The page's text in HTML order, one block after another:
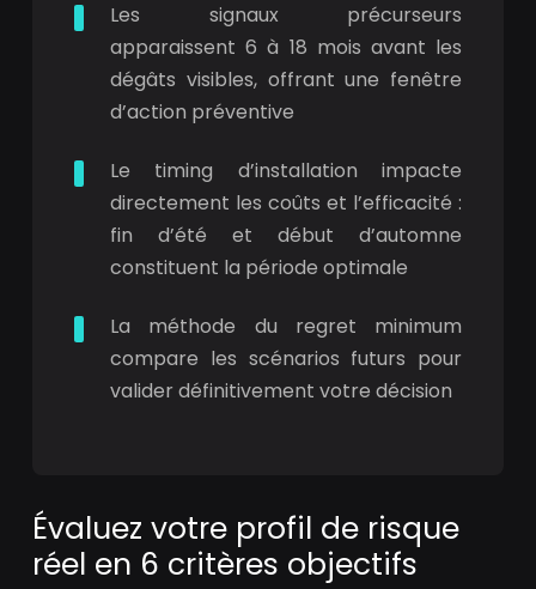
Les signaux précurseurs
apparaissent 6 à 18 mois avant les
dégâts visibles, offrant une fenêtre
d’action préventive
Le timing d’installation impacte
directement les coûts et l’efficacité :
fin d’été et début d’automne
constituent la période optimale
La méthode du regret minimum
compare les scénarios futurs pour
valider définitivement votre décision
Évaluez votre profil de risque
réel en 6 critères objectifs